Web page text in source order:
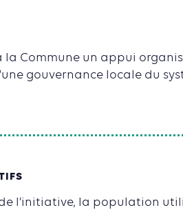
la Commune un appui
gouvernance locale du
l’initiative, la population